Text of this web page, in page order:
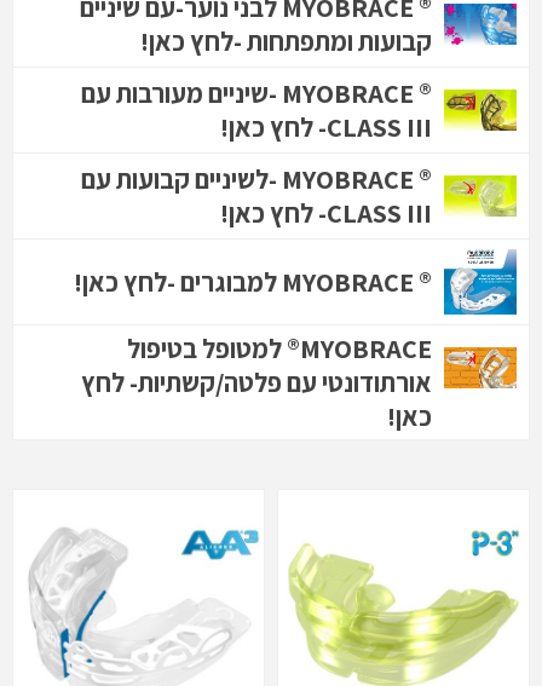
® MYOBRACE לבני נוער-עם שיניים
קבועות ומתפתחות -לחץ כאן!
® MYOBRACE -שיניים מעורבות עם
CLASS III- לחץ כאן!
® MYOBRACE -לשיניים קבועות עם
CLASS III- לחץ כאן!
® MYOBRACE למבוגרים -לחץ כאן!
MYOBRACE® למטופל בטיפול
אורתודונטי עם פלטה/קשתיות- לחץ
כאן!